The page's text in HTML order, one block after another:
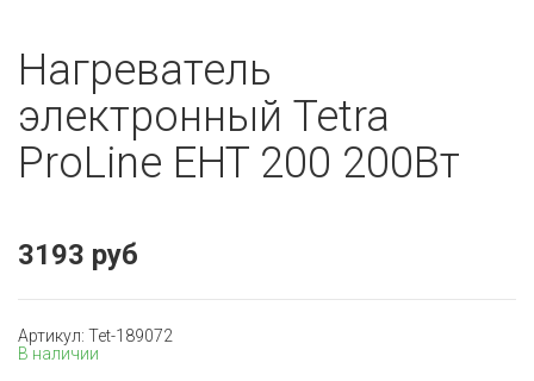
Нагреватель
электронный Tetra
ProLine EHT 200 200Вт
3193 руб
Артикул: Tet-189072
В наличии